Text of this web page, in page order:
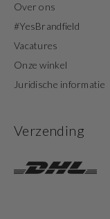
Over ons
#YesBrandfield
Vacatures
Onze winkel
Juridische informatie
Verzending